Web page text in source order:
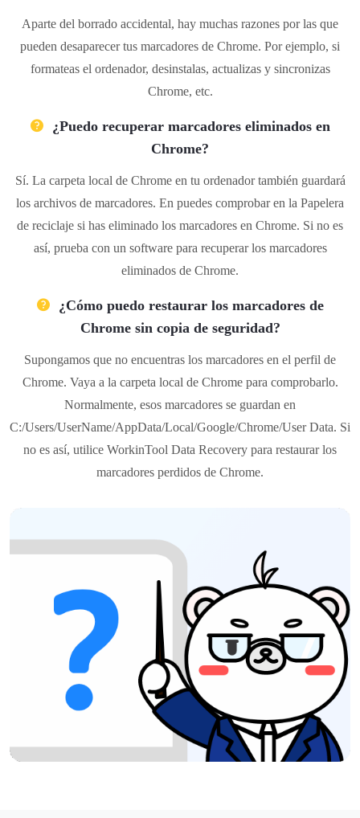
Aparte del borrado accidental, hay muchas razones por las que
pueden desaparecer tus marcadores de Chrome. Por ejemplo, si
formateas el ordenador, desinstalas, actualizas y sincronizas
Chrome, etc.
¿Puedo recuperar marcadores eliminados en
Chrome?
Sí. La carpeta local de Chrome en tu ordenador también guardará
los archivos de marcadores. En puedes comprobar en la Papelera
de reciclaje si has eliminado los marcadores en Chrome. Si no es
así, prueba con un software para recuperar los marcadores
eliminados de Chrome.
¿Cómo puedo restaurar los marcadores de
Chrome sin copia de seguridad?
Supongamos que no encuentras los marcadores en el perfil de
Chrome. Vaya a la carpeta local de Chrome para comprobarlo.
Normalmente, esos marcadores se guardan en
C:/Users/UserName/AppData/Local/Google/Chrome/User Data. Si
no es así, utilice WorkinTool Data Recovery para restaurar los
marcadores perdidos de Chrome.